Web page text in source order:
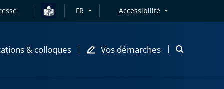
FR Accessibilité
& colloques Vos démarches
Ouvrir